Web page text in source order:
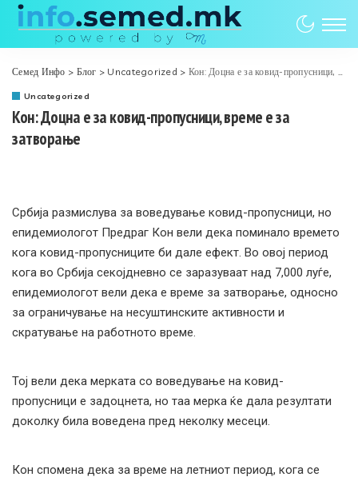
Семед Инфо > Блог > Uncategorized > Кон: Доцна е за ковид-пропусници, време е за затворање
Uncategorized
Кон: Доцна е за ковид-пропусници, време е за
затворање
Србија размислува за воведување ковид-пропусници, но
епидемиологот Предраг Кон вели дека поминало времето
кога ковид-пропусниците би дале ефект. Во овој период
кога во Србија секојдневно се заразуваат над 7,000 луѓе,
епидемиологот вели дека е време за затворање, односно
за ограничување на несуштинските активности и
скратување на работното време.
Тој вели дека мерката со воведување на ковид-
пропусници е задоцнета, но таа мерка ќе дала резултати
доколку била воведена пред неколку месеци.
Кон спомена дека за време на летниот период, кога се